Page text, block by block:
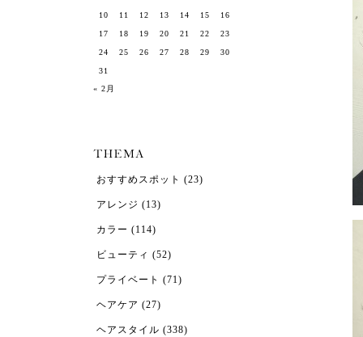
« 2月
10 11 12 13 14 15 16
17 18 19 20 21 22 23
24 25 26 27 28 29 30
31
おすすめスポット (23)
アレンジ (13)
カラー (114)
ビューティ (52)
プライベート (71)
ヘアケア (27)
ヘアスタイル (338)